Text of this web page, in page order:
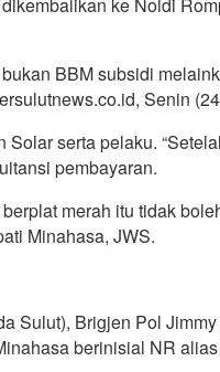
ke Noldi
BBM subsidi
Senin
serta pelaku.
pembayaran.
merah itu tidak
Minahasa, JWS.
Sulut), Brigjen Pol
berinisial NR